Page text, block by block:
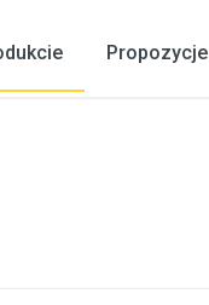
Propozycje